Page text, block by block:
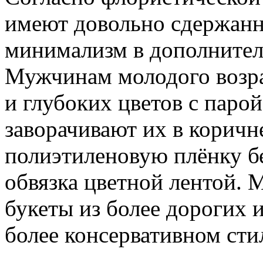
имеют довольно
минимализм в
Мужчинам молодого
и глубоких цветов с
заворачивают их в
полиэтиленовую плёнку
обвязка цветной
букеты из более дорогих
более консервативном